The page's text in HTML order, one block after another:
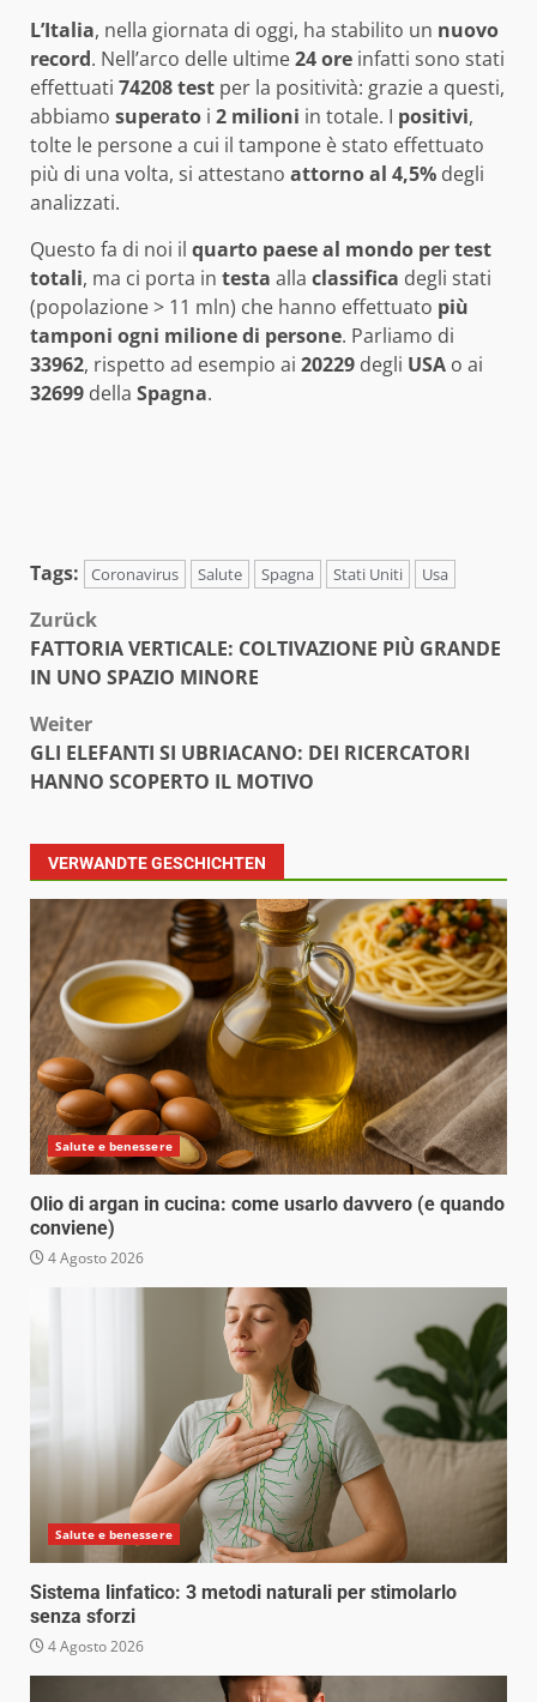
L’Italia, nella giornata di oggi, ha stabilito un nuovo
record. Nell’arco delle ultime24 ore infatti sono stati
effettuati 74208 test per la positività: grazie a questi,
abbiamo superato i 2 milioni in totale. I positivi,
tolte le persone a cui il tampone è stato effettuato
più di una volta, si attestano attorno al 4,5% degli
analizzati.
Questo fa di noi il quarto paese al mondo per test
totali, ma ci porta in testa alla classifica degli stati
(popolazione > 11 mln) che hanno effettuato più
tamponi ogni milione di persone. Parliamo di
33962, rispetto ad esempio ai 20229 degli USA o ai
32699 della Spagna.
Tags: Coronavirus Salute Spagna Stati Uniti Usa
Beitragsnavigation
Zurück
FATTORIA VERTICALE: COLTIVAZIONE PIÙ GRANDE
IN UNO SPAZIO MINORE
Weiter
GLI ELEFANTI SI UBRIACANO: DEI RICERCATORI
HANNO SCOPERTO IL MOTIVO
VERWANDTE GESCHICHTEN
Salute e benessere
Olio di argan in cucina: come usarlo davvero (e quando
conviene)
4 Agosto 2026
Salute e benessere
Sistema linfatico: 3 metodi naturali per stimolarlo
senza sforzi
4 Agosto 2026